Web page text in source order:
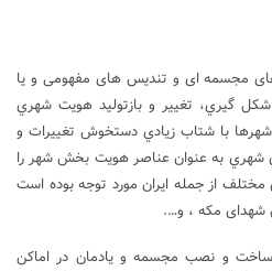
مجسمه ای و تندیس های مفهومی و یا
گيري، تغيير و بازتوليد هويت شهري
با شتاب زيادي دستخوش تغييرات و
شهري به عنوان عناصر هويت بخش شهر را
از جمله ایران مورد توجه بوده است
شهدای مکه ، و….
و نصب مجسمه و یادمان در اماکن